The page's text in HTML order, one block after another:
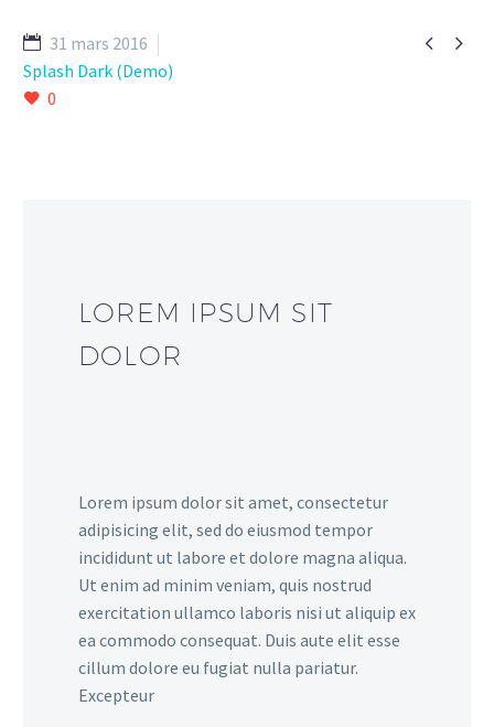
 
31 mars 2016
Splash Dark (Demo)
0
LOREM IPSUM SIT
DOLOR
Lorem ipsum dolor sit amet, consectetur
adipisicing elit, sed do eiusmod tempor
incididunt ut labore et dolore magna aliqua.
Ut enim ad minim veniam, quis nostrud
exercitation ullamco laboris nisi ut aliquip ex
ea commodo consequat. Duis aute elit esse
cillum dolore eu fugiat nulla pariatur.
Excepteur